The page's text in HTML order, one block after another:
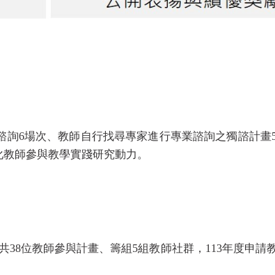
6場次、教師自行找尋專家進行專業諮詢之獨諮計畫
師參與教學實踐研究動力。
位教師參與計畫、籌組5組教師社群，113年度申請